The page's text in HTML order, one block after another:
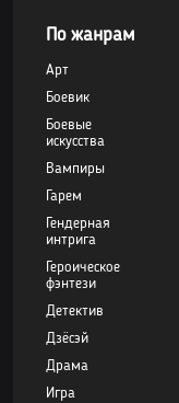
По жанрам
Арт
Боевик
Боевые
искусства
Вампиры
Гарем
Гендерная
интрига
Героическое
фэнтези
Детектив
Дзёсэй
Драма
Игра